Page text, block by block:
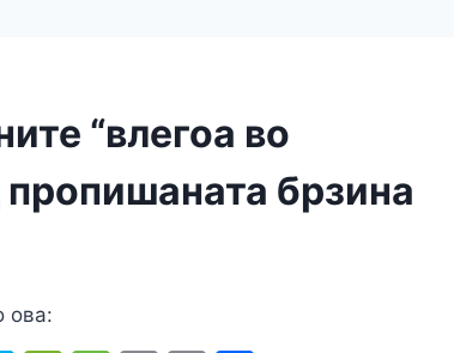
“влегоа во
брзина
ова: